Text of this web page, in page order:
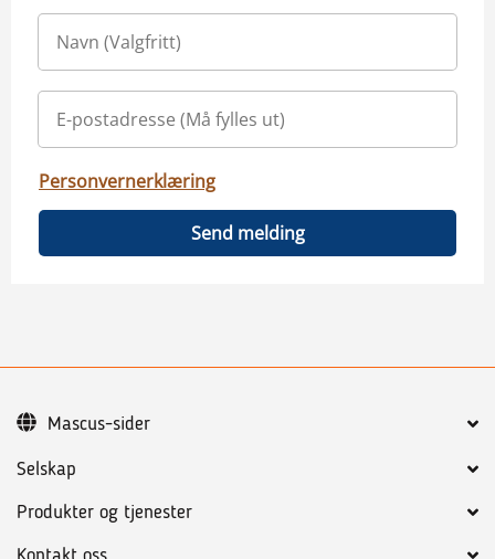
Personvernerklæring
Send melding
Selskap
Produkter og tjenester
Mascus-sider